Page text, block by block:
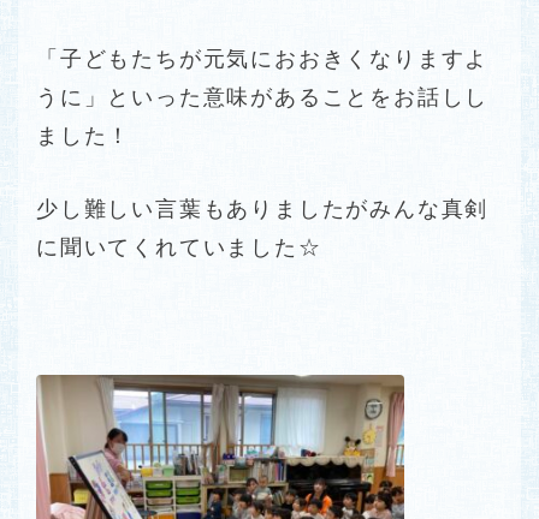
「子どもたちが元気におおきくなりますよ
うに」といった意味があることをお話しし
ました！
少し難しい言葉もありましたがみんな真剣
に聞いてくれていました☆